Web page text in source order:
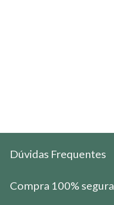
Dúvidas Frequentes
Compra 100% segura